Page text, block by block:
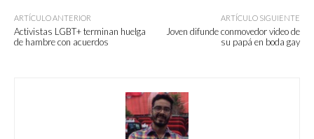
ARTÍCULO ANTERIOR
Activistas LGBT+ terminan huelga
de hambre con acuerdos
ARTÍCULO SIGUIENTE
Joven difunde conmovedor video de
su papá en boda gay